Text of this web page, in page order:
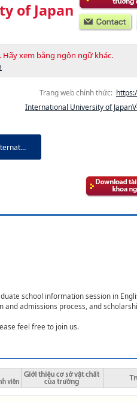
of Japan
xem bằng ngôn ngữ khác.
Trang web chính thức:
International University of
Graduate School of Internatio...
school information session in
and admissions process, and
feel free to join us.